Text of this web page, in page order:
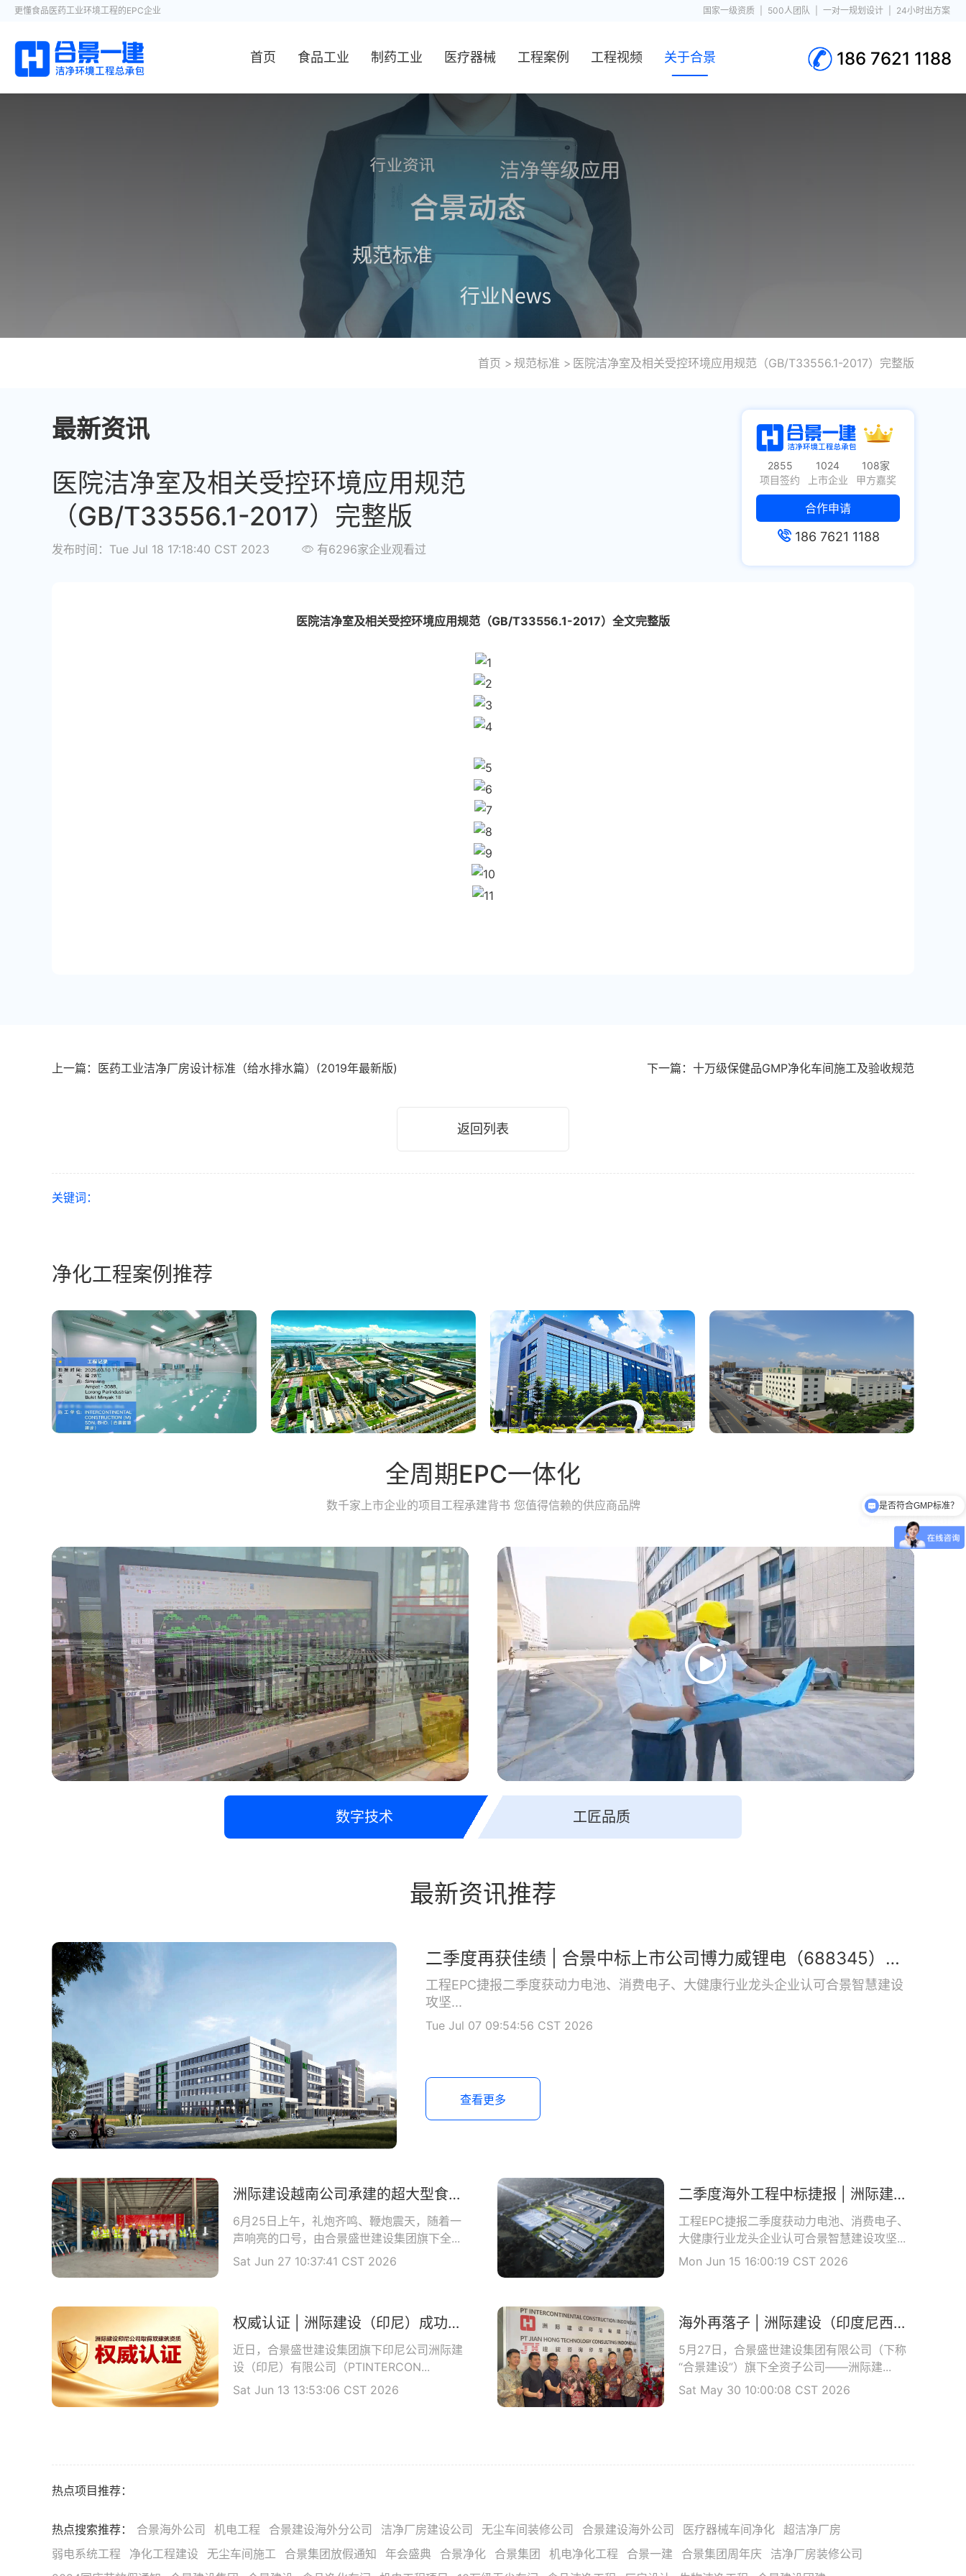
更懂食品医药工业环境工程的EPC企业 国家一级资质 500人团队 一对一规划设计 24小时出方案
首页 食品工业 制药工业 医疗器械 工程案例 工程视频 关于合景 186 7621 1188
首页 规范标准 医院洁净室及相关受控环境应用规范（GB/T33556.1-2017）完整版
最新资讯
医院洁净室及相关受控环境应用规范
（GB/T33556.1-2017）完整版
发布时间：Tue Jul 18 17:18:40 CST 2023 有6296家企业观看过
2855
项目签约
1024
上市企业
108家
甲方嘉奖
合作申请
186 7621 1188
医院洁净室及相关受控环境应用规范（GB/T33556.1-2017）全文完整版
上一篇：医药工业洁净厂房设计标准（给水排水篇）(2019年最新版) 下一篇：十万级保健品GMP净化车间施工及验收规范
返回列表
关键词：
净化工程案例推荐
全周期EPC一体化
数千家上市企业的项目工程承建背书 您值得信赖的供应商品牌
数字技术 工匠品质
最新资讯推荐
二季度再获佳绩 | 合景中标上市公司博力威锂电（688345）项目
工程EPC捷报二季度获动力电池、消费电子、大健康行业龙头企业认可合景智慧建设
攻坚...
Tue Jul 07 09:54:56 CST 2026
查看更多
洲际建设越南公司承建的超大型食品基地正式开工
6月25日上午，礼炮齐鸣、鞭炮震天，随着一
声响亮的口号，由合景盛世建设集团旗下全...
Sat Jun 27 10:37:41 CST 2026
二季度海外工程中标捷报 | 洲际建设马来公司中标理士国际项目
工程EPC捷报二季度获动力电池、消费电子、
大健康行业龙头企业认可合景智慧建设攻坚...
Mon Jun 15 16:00:19 CST 2026
权威认证 | 洲际建设（印尼）成功取得印尼政府颁发的工业建筑与钢结构双资质
近日，合景盛世建设集团旗下印尼公司洲际建
设（印尼）有限公司（PTINTERCON...
Sat Jun 13 13:53:06 CST 2026
海外再落子 | 洲际建设（印度尼西亚）有限公司开业庆典圆满举办
5月27日，合景盛世建设集团有限公司（下称
“合景建设”）旗下全资子公司——洲际建...
Sat May 30 10:00:08 CST 2026
热点项目推荐：
热点搜索推荐： 合景海外公司 机电工程 合景建设海外分公司 洁净厂房建设公司 无尘车间装修公司 合景建设海外公司 医疗器械车间净化
超洁净厂房
弱电系统工程
净化工程建设 无尘车间施工 合景集团放假通知 年会盛典 合景净化 合景集团 机电净化工程 合景一建 合景集团周年庆
洁净厂房装修公司
是否能提供规划设计？